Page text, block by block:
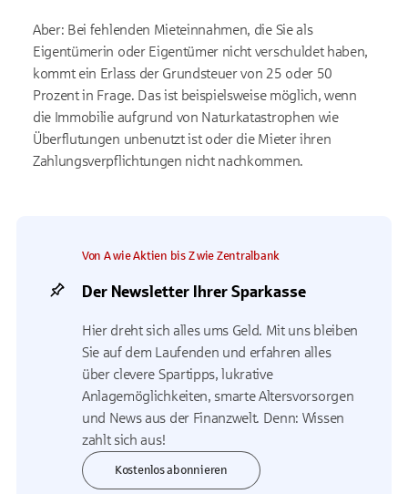
Aber: Bei fehlenden Mieteinnahmen, die Sie als
Eigentümerin oder Eigentümer nicht verschuldet haben,
kommt ein Erlass der Grundsteuer von 25 oder 50
Prozent in Frage. Das ist beispielsweise möglich, wenn
die Immobilie aufgrund von Naturkatastrophen wie
Überflutungen unbenutzt ist oder die Mieter ihren
Zahlungsverpflichtungen nicht nachkommen.
Von A wie Aktien bis Z wie Zentralbank
Der Newsletter Ihrer Sparkasse
Hier dreht sich alles ums Geld. Mit uns bleiben
Sie auf dem Laufenden und erfahren alles
über clevere Spartipps, lukrative
Anlagemöglichkeiten, smarte Altersvorsorgen
und News aus der Finanzwelt. Denn: Wissen
zahlt sich aus!
Kostenlos abonnieren